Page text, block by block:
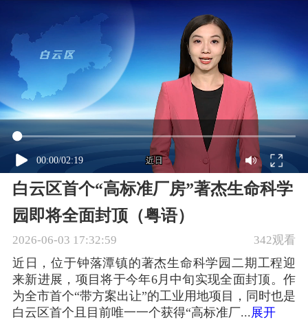
00:00/02:19
白云区首个“高标准厂房”著杰生命科学
园即将全面封顶（粤语）
2026-06-03 17:32:59 342观看
近日，位于钟落潭镇的著杰生命科学园二期工程迎
来新进展，项目将于今年6月中旬实现全面封顶。作
为全市首个“带方案出让”的工业用地项目，同时也是
白云区首个且目前唯一一个获得“高标准厂...展开